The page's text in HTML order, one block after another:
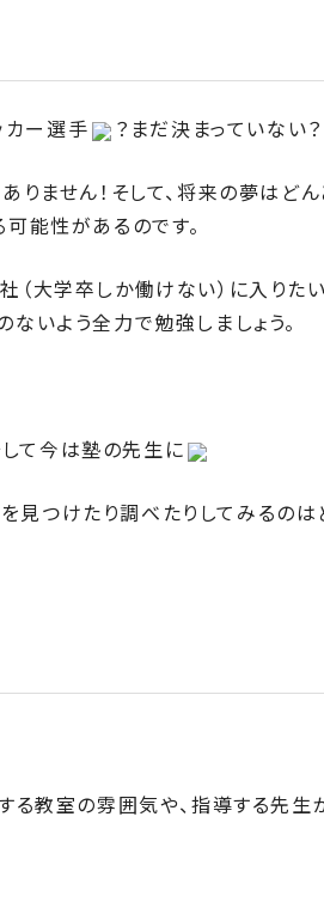
カー選手 ？まだ決まっていない？
りません！そして、将来の夢はど
能性があるのです。
大学卒しか働けない）に入りた
いよう全力で勉強しましょう。
て今は塾の先生に
見つけたり調べたりしてみるのは
る教室の雰囲気や、指導する先生